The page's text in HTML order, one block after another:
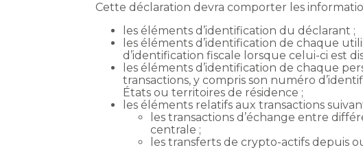
Cette déclaration devra comporter les
les éléments d’identification du déclarant ;
les éléments d’identification de chaque
d’identification fiscale lorsque celui-ci est
les éléments d’identification de chaque
transactions, y compris son numéro
États ou territoires de résidence ;
les éléments relatifs aux transactions
les transactions d’échange entre
centrale ;
les transferts de crypto-actifs depuis